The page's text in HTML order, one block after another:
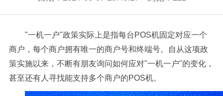
"一机一户"政策实际上是指每台POS机固定对应一个
商户，每个商户拥有唯一的商户号和终端号。自从这项政
策实施以来，不断有朋友询问如何应对"一机一户"的变化，
甚至还有人寻找能支持多个商户的POS机。